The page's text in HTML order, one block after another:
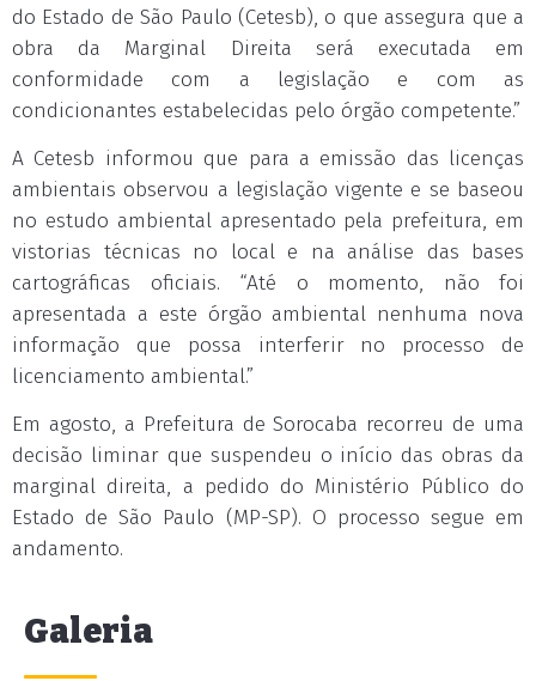
do Estado de São Paulo (Cetesb), o que assegura que a
obra da Marginal Direita será executada em
conformidade com a legislação e com as
condicionantes estabelecidas pelo órgão competente.”
A Cetesb informou que para a emissão das licenças
ambientais observou a legislação vigente e se baseou
no estudo ambiental apresentado pela prefeitura, em
vistorias técnicas no local e na análise das bases
cartográficas oficiais. “Até o momento, não foi
apresentada a este órgão ambiental nenhuma nova
informação que possa interferir no processo de
licenciamento ambiental.”
Em agosto, a Prefeitura de Sorocaba recorreu de uma
decisão liminar que suspendeu o início das obras da
marginal direita, a pedido do Ministério Público do
Estado de São Paulo (MP-SP). O processo segue em
andamento.
Galeria